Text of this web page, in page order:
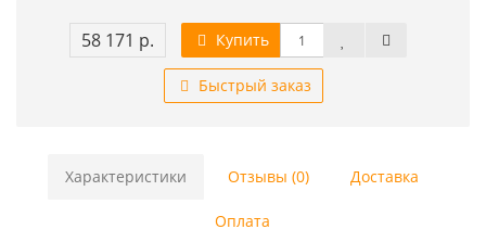
58 171 р. Купить
Быстрый заказ
Характеристики Отзывы (0) Доставка
Оплата